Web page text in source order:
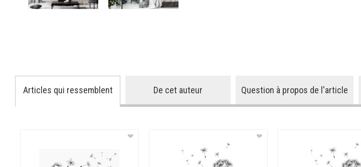
Articles qui ressemblent De cet auteur Question à propos de l'article
❤ ❤